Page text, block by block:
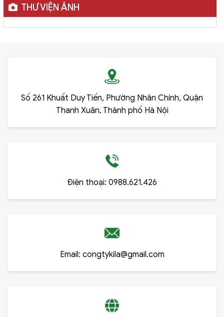
THƯ VIỆN ẢNH
Số 261 Khuất Duy Tiến, Phường Nhân Chính, Quận
Thanh Xuân, Thành phố Hà Nội
Điện thoại: 0988.621.426
Email: congtykila@gmail.com